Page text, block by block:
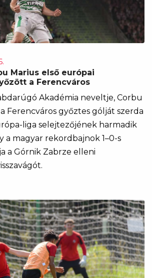
Marius első európai
a Ferencváros
Akadémia neveltje, Corbu
Ferencváros győztes gólját szerda
liga selejtezőjének harmadik
a magyar rekordbajnok 1–0-s
a Górnik Zabrze elleni